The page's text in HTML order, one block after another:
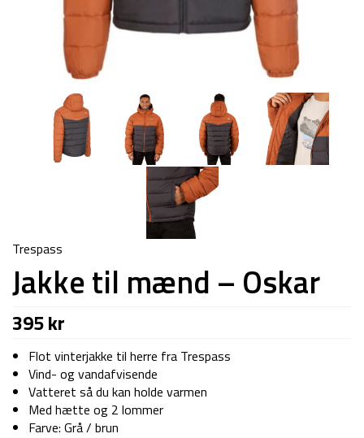
Trespass
Jakke til mænd – Oskar
395kr
Flot vinterjakke til herre fra Trespass
Vind- og vandafvisende
Vatteret så du kan holde varmen
Med hætte og 2 lommer
Farve: Grå / brun